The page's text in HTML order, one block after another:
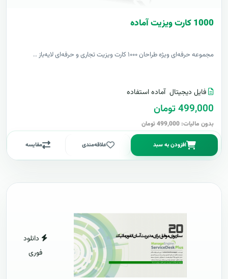
1000 کارت ويزيت آماده
مجموعه حرفه‌ای ویژه طراحان ۱۰۰۰ کارت ویزیت تجاری و حرفه‌ای لایه‌باز ..
فایل دیجیتال آماده استفاده
499,000 تومان
بدون مالیات: 499,000 تومان
افزودن به سبد علاقه‌مندی مقایسه
دانلود
فوری